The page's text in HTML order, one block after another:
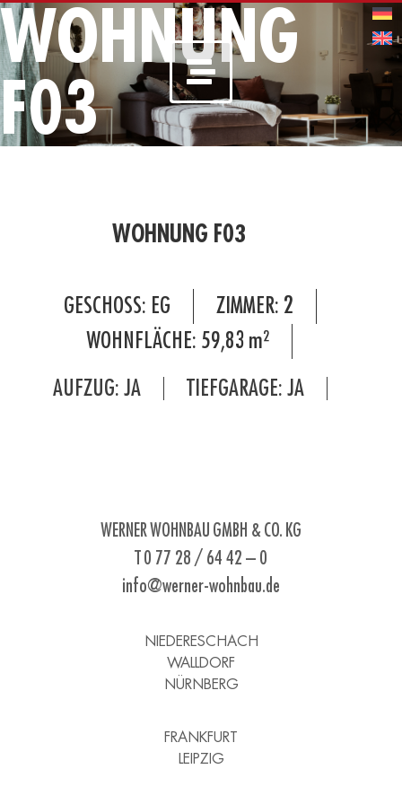
WOHNUNG
F03
WOHNUNG F03
GESCHOSS: EG ZIMMER: 2
WOHNFLÄCHE: 59,83 m²
AUFZUG: JA TIEFGARAGE: JA
WERNER WOHNBAU GMBH & CO. KG
T 0 77 28 / 64 42 – 0
info@werner-wohnbau.de
NIEDERESCHACH
WALLDORF
NÜRNBERG
FRANKFURT
LEIPZIG